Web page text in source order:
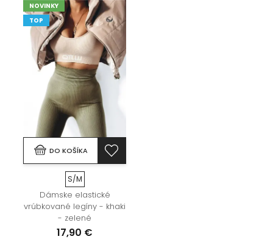
NOVINKY
TOP
DO KOŠÍKA
S/M
Dámske elastické
vrúbkované legíny - khaki
- zelené
17,90 €